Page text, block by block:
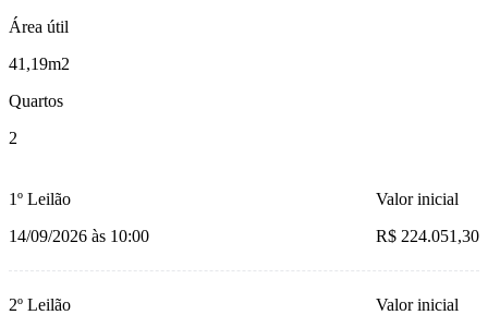
Área útil
41,19m2
Quartos
2
1º Leilão
14/09/2026 às 10:00
Valor inicial
R$ 224.051,30
2º Leilão
Valor inicial